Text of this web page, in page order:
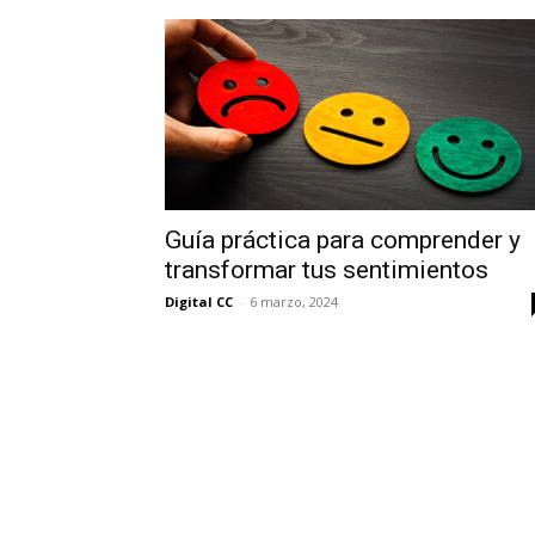
Guía práctica para comprender y
transformar tus sentimientos
Digital CC - 6 marzo, 2024